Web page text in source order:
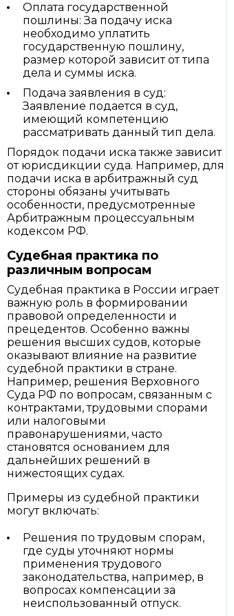
Оплата государственной
пошлины: За подачу иска
необходимо уплатить
государственную пошлину,
размер которой зависит от типа
дела и суммы иска.
Подача заявления в суд:
Заявление подается в суд,
имеющий компетенцию
рассматривать данный тип дела.
Порядок подачи иска также зависит
от юрисдикции суда. Например, для
подачи иска в арбитражный суд
стороны обязаны учитывать
особенности, предусмотренные
Арбитражным процессуальным
кодексом РФ.
Судебная практика по
различным вопросам
Судебная практика в России играет
важную роль в формировании
правовой определенности и
прецедентов. Особенно важны
решения высших судов, которые
оказывают влияние на развитие
судебной практики в стране.
Например, решения Верховного
Суда РФ по вопросам, связанным с
контрактами, трудовыми спорами
или налоговыми
правонарушениями, часто
становятся основанием для
дальнейших решений в
нижестоящих судах.
Примеры из судебной практики
могут включать:
Решения по трудовым спорам,
где суды уточняют нормы
применения трудового
законодательства, например, в
вопросах компенсации за
неиспользованный отпуск.